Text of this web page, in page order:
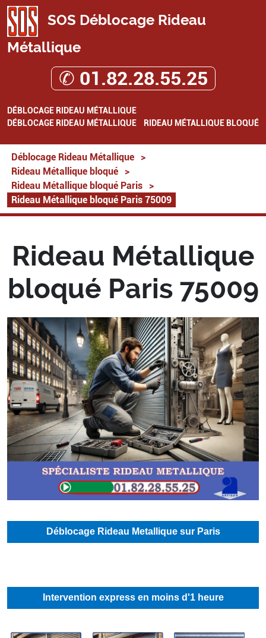
SOS Déblocage Rideau
Métallique
✆ 01.82.28.55.25
DÉBLOCAGE RIDEAU MÉTALLIQUE
DÉBLOCAGE RIDEAU MÉTALLIQUE
RIDEAU MÉTALLIQUE BLOQUÉ
Déblocage Rideau Métallique
>
Rideau Métallique bloqué
>
Rideau Métallique bloqué Paris
>
Rideau Métallique bloqué Paris 75009
Rideau Métallique
bloqué Paris 75009
Déblocage Rideau Metallique sur Paris
Intervention express en moins d'1 heure